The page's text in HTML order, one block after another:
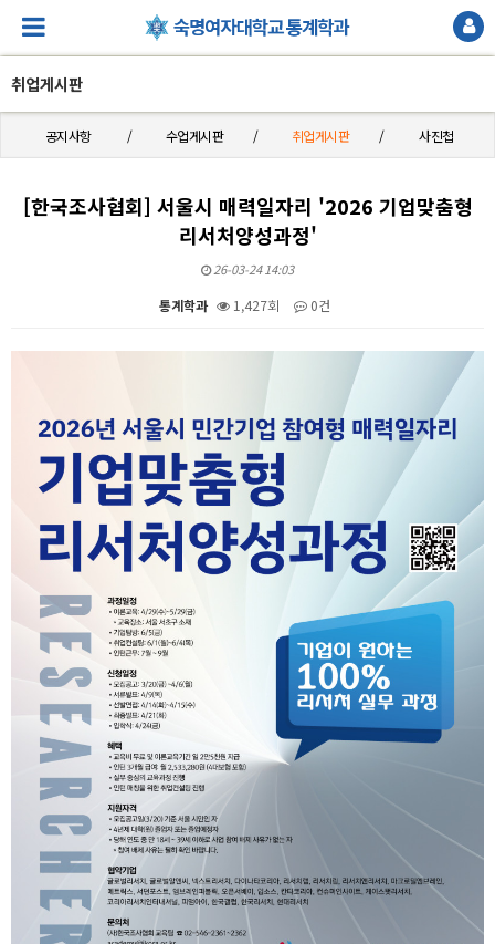
취업게시판
공지사항 수업게시판 취업게시판 사진첩
[한국조사협회] 서울시 매력일자리 '2026 기업맞춤형
리서처양성과정'
26-03-24 14:03
통계학과 1,427회 0건